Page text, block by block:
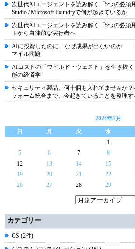
次世代AIエージェントを読み解く「5つの必須
Studio / Microsoft Foundryで何が起きているか
次世代AIエージェントを読み解く「5つの必須
トから自律的な実行者へ
AIに投資したのに、なぜ成果が出ないのか――
マイル問題
AIコストの「ワイルド・ウェスト」を生き抜く
能の経済学
セキュリティ製品、何十個も入れてませんか
フォーム統合まで、今起きていることを整理す
2026年7月
日
月 火 水
1
5
6 7 8
12
13 14 15
19
20 21 22
26
27 28 29
カテゴリー
OS (2件)